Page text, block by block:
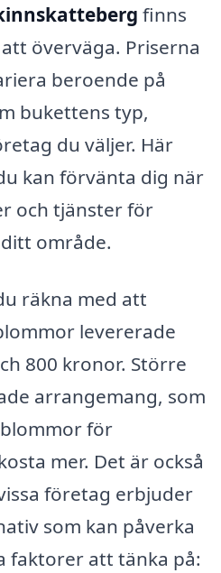
finns
överväga. Priserna
beroende på
bukettens typ,
du väljer. Här
kan förvänta dig när
och tjänster för
område.
räkna med att
levererade
800 kronor. Större
arrangemang, som
för
mer. Det är också
företag erbjuder
som kan påverka
faktorer att tänka på: